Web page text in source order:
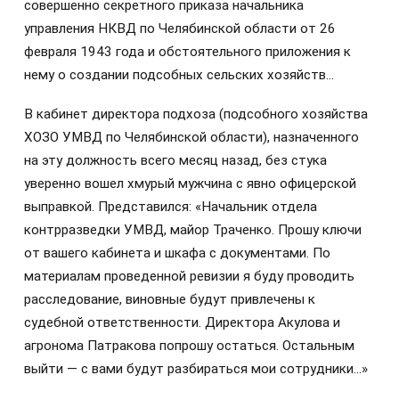
совершенно секретного приказа начальника
управления НКВД по Челябинской области от 26
февраля 1943 года и обстоятельного приложения к
нему о создании подсобных сельских хозяйств…
В кабинет директора подхоза (подсобного хозяйства
ХОЗО УМВД по Челябинской области), назначенного
на эту должность всего месяц назад, без стука
уверенно вошел хмурый мужчина с явно офицерской
выправкой. Представился: «Начальник отдела
контрразведки УМВД, майор Траченко. Прошу ключи
от вашего кабинета и шкафа с документами. По
материалам проведенной ревизии я буду проводить
расследование, виновные будут привлечены к
судебной ответственности. Директора Акулова и
агронома Патракова попрошу остаться. Остальным
выйти — с вами будут разбираться мои сотрудники…»